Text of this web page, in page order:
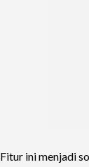
Fitur ini menjadi